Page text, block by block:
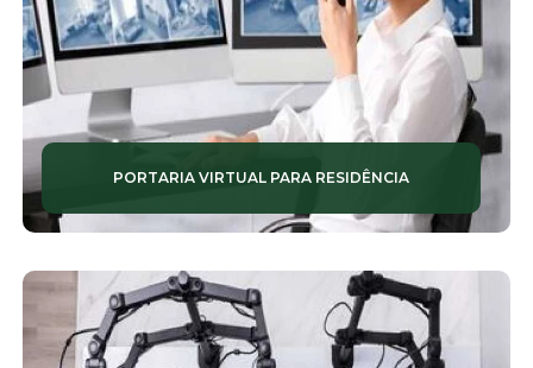
PORTARIA VIRTUAL PARA RESIDÊNCIA